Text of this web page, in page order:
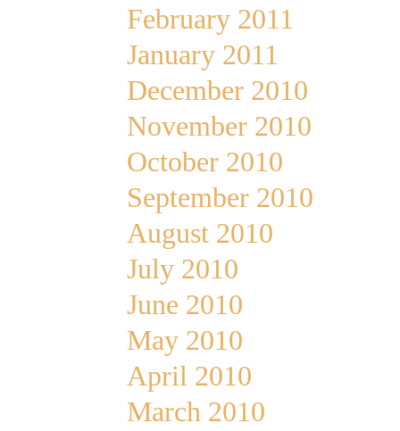
February 2011
January 2011
December 2010
November 2010
October 2010
September 2010
August 2010
July 2010
June 2010
May 2010
April 2010
March 2010